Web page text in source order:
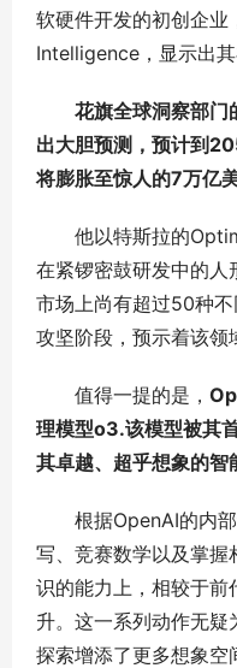
软硬件开发的初创企
Intelligence，显示出其
花旗全球洞察部
出大胆预测，预计到
将膨胀至惊人的7万亿美
他以特斯拉的
在紧锣密鼓研发中的人
市场上尚有超过50种
攻坚阶段，预示着该领
值得一提的是，
理模型o3.该模型被其
其卓越、超乎想象的智
根据OpenAI的内部
写、竞赛数学以及掌握
识的能力上，相较于前
升。这一系列动作无
探索增添了更多想象空